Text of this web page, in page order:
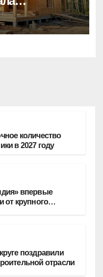
почти 50
количество
в 2027 году
впервые
от крупного
поздравили
отрасли